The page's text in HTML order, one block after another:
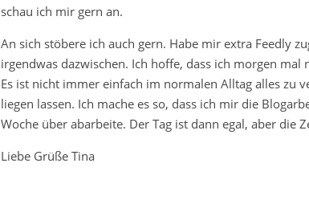
schau ich mir gern an.
An sich stöbere ich auch gern. Habe mir extra Feedly
irgendwas dazwischen. Ich hoffe, dass ich morgen mal
Es ist nicht immer einfach im normalen Alltag alles zu
liegen lassen. Ich mache es so, dass ich mir die
Woche über abarbeite. Der Tag ist dann egal, aber die
Liebe Grüße Tina